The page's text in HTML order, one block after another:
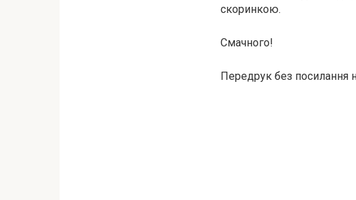
скоринкою.
Смачного!
Передрук без посилання